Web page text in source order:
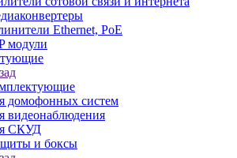
Ethernet, PoE
модули
домофонных систем
видеонаблюдения
СКУД
и боксы